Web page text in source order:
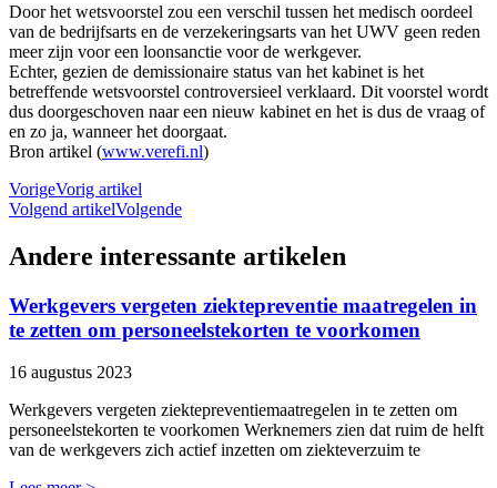
Door het wetsvoorstel zou een verschil tussen het medisch oordeel
van de bedrijfsarts en de verzekeringsarts van het UWV geen reden
meer zijn voor een loonsanctie voor de werkgever.
Echter, gezien de demissionaire status van het kabinet is het
betreffende wetsvoorstel controversieel verklaard. Dit voorstel wordt
dus doorgeschoven naar een nieuw kabinet en het is dus de vraag of
en zo ja, wanneer het doorgaat.
Bron artikel (www.verefi.nl)
VorigeVorig artikel
Volgend artikelVolgende
Andere interessante artikelen
Werkgevers vergeten ziektepreventie maatregelen in
te zetten om personeelstekorten te voorkomen
16 augustus 2023
Werkgevers vergeten ziektepreventiemaatregelen in te zetten om
personeelstekorten te voorkomen Werknemers zien dat ruim de helft
van de werkgevers zich actief inzetten om ziekteverzuim te